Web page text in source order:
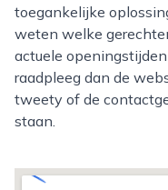
toegankelijke
weten welke
actuele
raadpleeg dan de
tweety of de
staan.